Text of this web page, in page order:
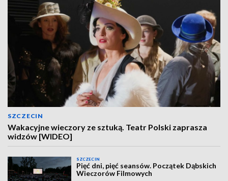
SZCZECIN
Wakacyjne wieczory ze sztuką. Teatr Polski zaprasza
widzów [WIDEO]
SZCZECIN
Pięć dni, pięć seansów. Początek Dąbskich
Wieczorów Filmowych